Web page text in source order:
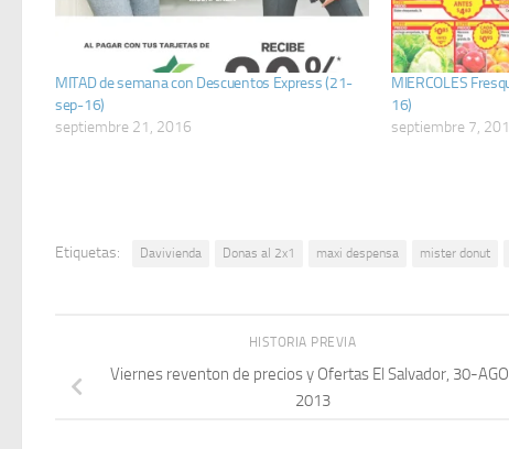
MITAD de semana con Descuentos Express (21-
sep-16)
septiembre 21, 2016
MIERCOLES
16)
septiembre 7,
Etiquetas: Davivienda Donas al 2x1 maxi despensa mister donut
HISTORIA PREVIA
Viernes reventon de precios y Ofertas El Salvador, 30-
2013